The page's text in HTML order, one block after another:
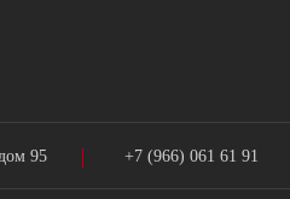
95 +7 (966) 061 61 91